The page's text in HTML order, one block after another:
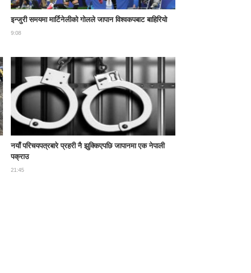
इन्जुरी समयमा मार्टिनेलीको गोलले जापान विश्वकपबाट बाहिरियो
9:08
नयाँ परिचयपत्रबारे प्रहरी नै झुक्किएपछि जापानमा एक नेपाली
पक्राउ
21:45